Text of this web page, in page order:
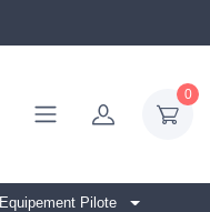
0
Equipement Pilote